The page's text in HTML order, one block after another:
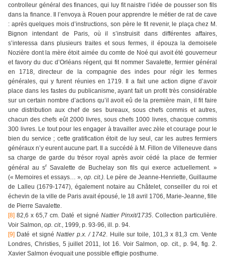
controlleur général des finances, qui luy fit naistre l’idée de pousser son fils
dans la finance. Il l’envoya à Rouen pour apprendre le métier de rat de cave
: après quelques mois d’instructions, son père le fit revenir, le plaça chez M.
Bignon intendant de Paris, où il s’instruisit dans différentes affaires,
s’interessa dans plusieurs traites et sous fermes, il épouza la demoisele
Nozière dont la mère étoit aimée du comte de Noé qui avoit été gouverneur
et favory du duc d’Orléans régent, qui fit nommer Savalette, fermier général
en 1718, directeur de la compagnie des indes pour régir les fermes
générales, qui y furent réunies en 1719. Il a fait une action digne d’avoir
place dans les fastes du publicanisme, ayant fait un profit très considérable
sur un certain nombre d’actions qu’il avoit eû de la première main, il fit faire
une distribution aux chef de ses bureaux, sous chefs commis et autres,
chacun des chefs eût 2000 livres, sous chefs 1000 livres, chacque commis
300 livres. Le tout pour les engager à travailler avec zèle et courage pour le
bien du service ; cette gratification étoit de luy seul, car les autres fermiers
généraux n’y eurent aucune part. Il a succédé à M. Fillon de Villeneuve dans
sa charge de garde du trésor royal après avoir cédé la place de fermier
général au sr Savalette de Buchelay son fils qui exerce actuellement. »
(« Memoires et essays… », op. cit.). Le père de Jeanne-Henriette, Guillaume
de Lalleu (1679-1747), également notaire au Châtelet, conseiller du roi et
échevin de la ville de Paris avait épousé, le 18 avril 1706, Marie-Jeanne, fille
de Pierre Savalette.
[8] 82,6 x 65,7 cm. Daté et signé Nattier Pinxit/1735. Collection particulière.
Voir Salmon, op. cit., 1999, p. 93-96, ill. p. 94.
[9] Daté et signéNattier p.x. / 1742. Huile sur toile, 101,3 x 81,3 cm. Vente
Londres, Christies, 5 juillet 2011, lot 16. Voir Salmon, op. cit., p. 94, fig. 2.
Xavier Salmon évoquait une possible effigie posthume.